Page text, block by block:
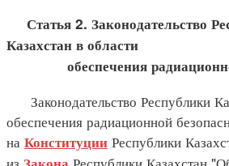
Статья 2. Законодательство
Казахстан в области
обеспечения радиационной
Законодательство Республики
обеспечения радиационной
на Конституции Республики